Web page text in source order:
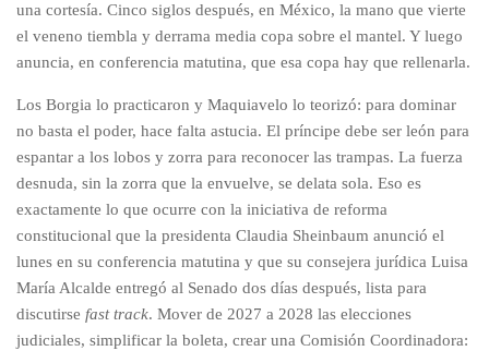
una cortesía. Cinco siglos después, en México, la mano que vierte
el veneno tiembla y derrama media copa sobre el mantel. Y luego
anuncia, en conferencia matutina, que esa copa hay que rellenarla.
Los Borgia lo practicaron y Maquiavelo lo teorizó: para dominar
no basta el poder, hace falta astucia. El príncipe debe ser león para
espantar a los lobos y zorra para reconocer las trampas. La fuerza
desnuda, sin la zorra que la envuelve, se delata sola. Eso es
exactamente lo que ocurre con la iniciativa de reforma
constitucional que la presidenta Claudia Sheinbaum anunció el
lunes en su conferencia matutina y que su consejera jurídica Luisa
María Alcalde entregó al Senado dos días después, lista para
discutirse fast track. Mover de 2027 a 2028 las elecciones
judiciales, simplificar la boleta, crear una Comisión Coordinadora: